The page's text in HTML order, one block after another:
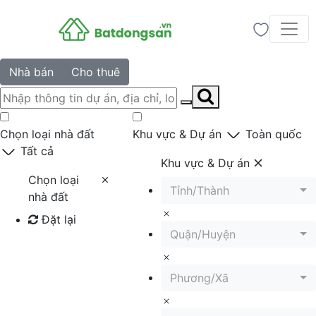
Nhà bán Cho thuê
Chọn loại nhà đất
Tất cả
Chọn loại
nhà đất
Đặt lại
Khu vực & Dự án Toàn quốc
Khu vực & Dự án
Tỉnh/Thành
Quận/Huyện
Phương/Xã